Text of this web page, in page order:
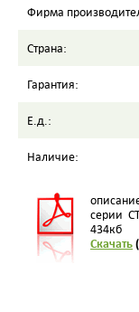
Фирма
Страна:
Гарантия:
Е.д.:
Наличие:
серии
434кб
Скачать